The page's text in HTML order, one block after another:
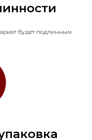
будет подлинным